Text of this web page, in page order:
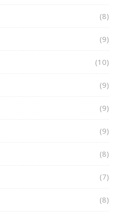
(8)
(9)
(10)
(9)
(9)
(9)
(8)
(7)
(8)